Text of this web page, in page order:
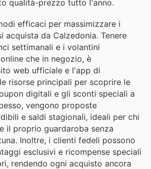
qualità-prezzo tutto l'anno.
efficaci per massimizzare i
acquista da Calzedonia. Tenere
settimanali e i volantini
che in negozio, è
web ufficiale e l'app di
risorse principali per scoprire le
digitali e gli sconti speciali a
vengono proposte
e saldi stagionali, ideali per chi
il proprio guardaroba senza
Inoltre, i clienti fedeli possono
esclusivi e ricompense speciali
rendendo ogni acquisto ancora